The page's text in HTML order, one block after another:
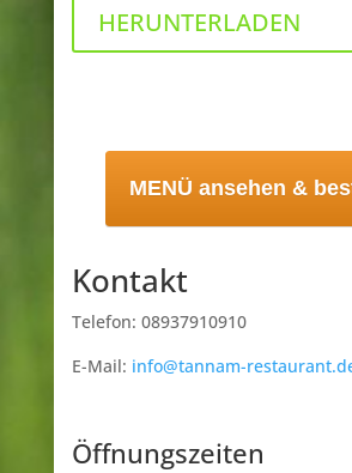
HERUNTERLADEN
MENÜ ansehen &
Kontakt
Telefon: 08937910910
E-Mail: info@tannam-
Öffnungszeiten